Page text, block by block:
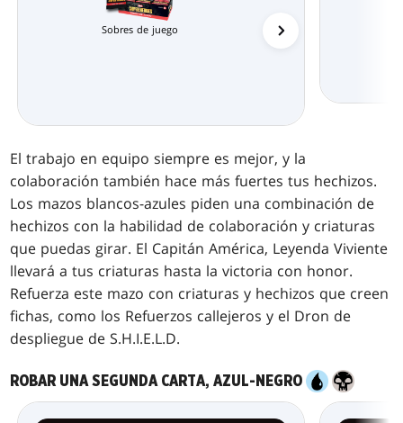
Sobres de juego
El trabajo en equipo siempre es mejor, y la
colaboración también hace más fuertes tus hechizos.
Los mazos blancos-azules piden una combinación de
hechizos con la habilidad de colaboración y criaturas
que puedas girar. El Capitán América, Leyenda Viviente
llevará a tus criaturas hasta la victoria con honor.
Refuerza este mazo con criaturas y hechizos que creen
fichas, como los Refuerzos callejeros y el Dron de
despliegue de S.H.I.E.L.D.
ROBAR UNA SEGUNDA CARTA, AZUL-NEGRO